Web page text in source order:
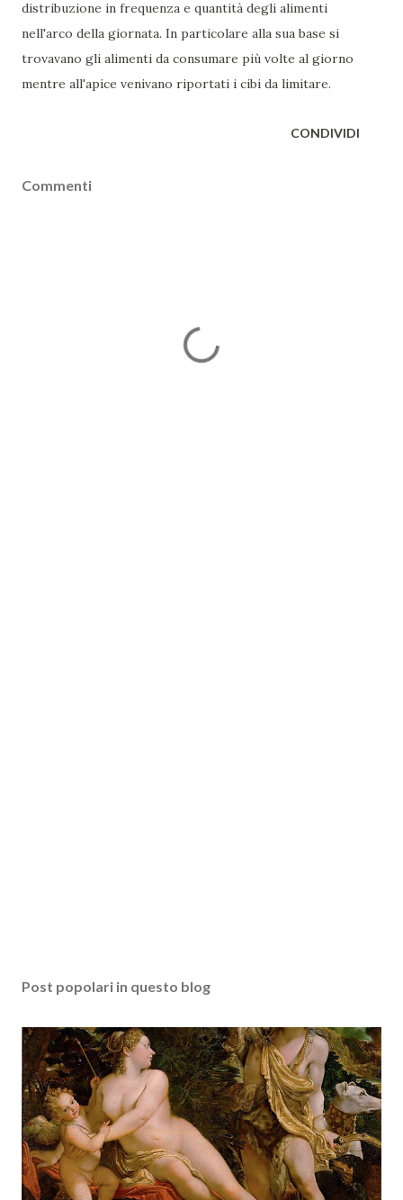
distribuzione in frequenza e quantità degli alimenti
nell'arco della giornata. In particolare alla sua base si
trovavano gli alimenti da consumare più volte al giorno
mentre all'apice venivano riportati i cibi da limitare.
CONDIVIDI
Commenti
Post popolari in questo blog